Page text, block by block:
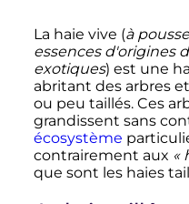
La haie vive (à
essences d'origines
exotiques) est une
abritant des arbres
ou peu taillés. Ces
grandissent sans
écosystème
contrairement aux «
que sont les haies